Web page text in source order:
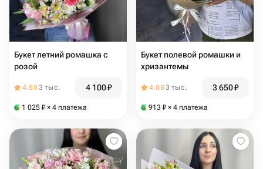
Букет летний ромашка с
розой
4.883 тыс. 4 100₽
1 025 ₽ × 4 платежа
Букет полевой ромашки и
хризантемы
4.883 тыс. 3 650₽
913 ₽ × 4 платежа